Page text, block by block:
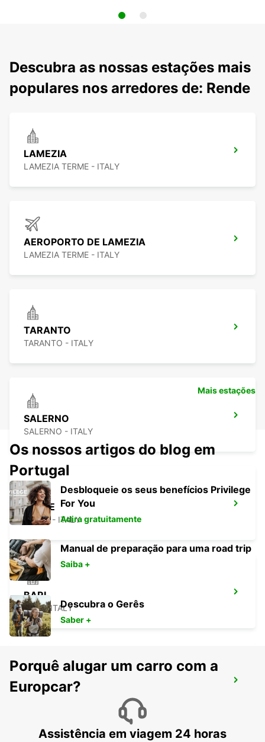
Descubra as nossas estações mais
populares nos arredores de: Rende
LAMEZIA
LAMEZIA TERME - ITALY
AEROPORTO DE LAMEZIA
LAMEZIA TERME - ITALY
TARANTO
TARANTO - ITALY
SALERNO
SALERNO - ITALY
LECCE
LECCE - ITALY
BARI
BARI - ITALY
AEROPORTO DE BARI
BARI - ITALY
Mais estações
Os nossos artigos do blog em
Portugal
Desbloqueie os seus benefícios Privilege
For You
Adira gratuitamente
Manual de preparação para uma road trip
Saiba +
Descubra o Gerês
Saber +
Porquê alugar um carro com a
Europcar?
Assistência em viagem 24 horas